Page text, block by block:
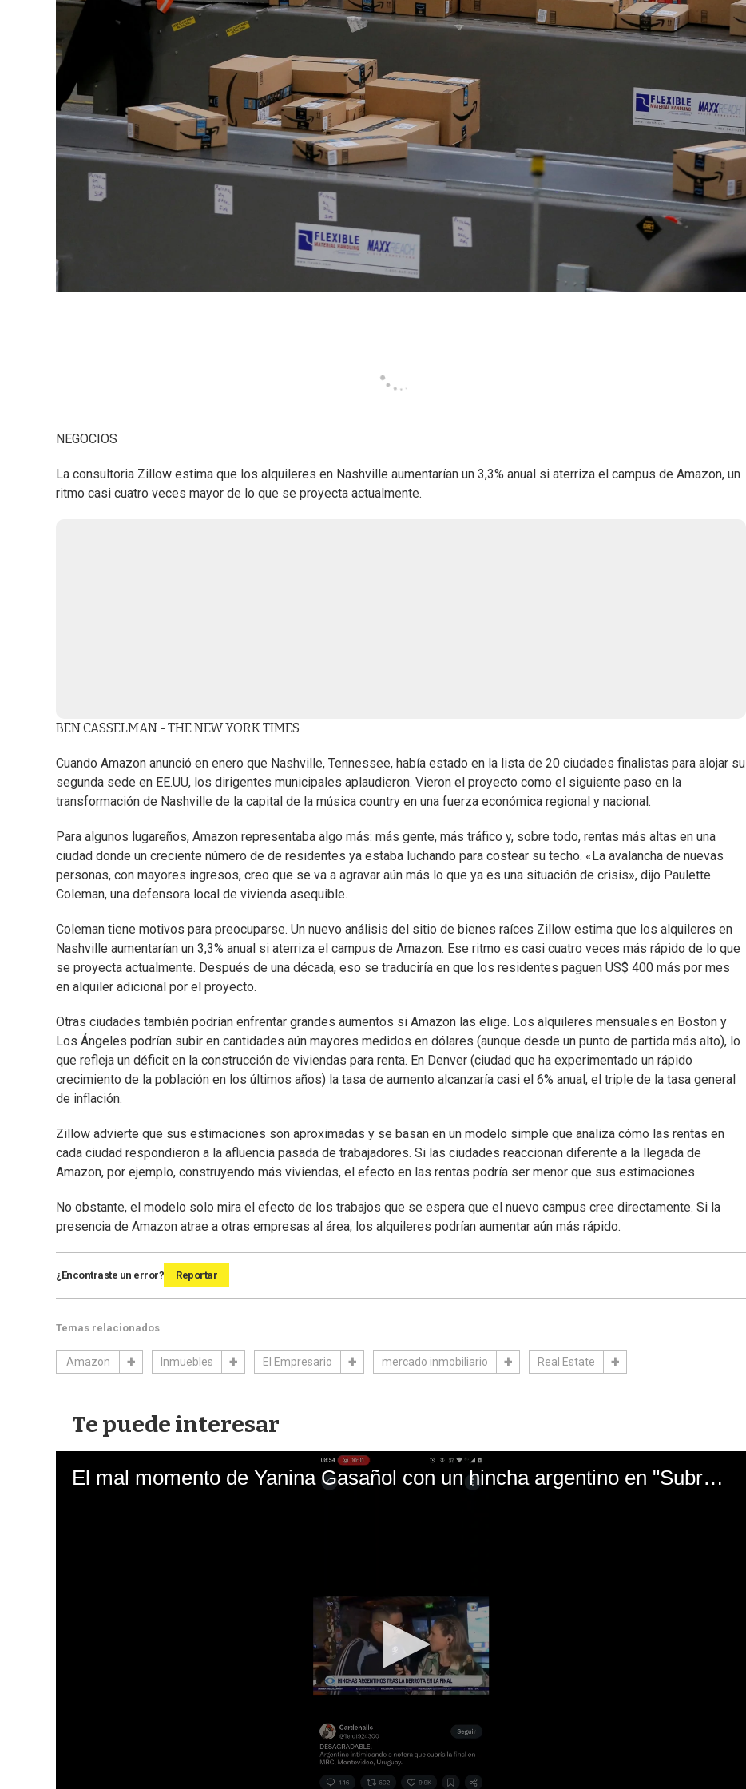
NEGOCIOS
La consultoria Zillow estima que los alquileres en Nashville aumentarían un 3,3% anual si aterriza el campus de Amazon, un
ritmo casi cuatro veces mayor de lo que se proyecta actualmente.
BEN CASSELMAN - THE NEW YORK TIMES
Cuando Amazon anunció en enero que Nashville, Tennessee, había estado en la lista de 20 ciudades finalistas para alojar su
segunda sede en EE.UU, los dirigentes municipales aplaudieron. Vieron el proyecto como el siguiente paso en la
transformación de Nashville de la capital de la música country en una fuerza económica regional y nacional.
Para algunos lugareños, Amazon representaba algo más: más gente, más tráfico y, sobre todo, rentas más altas en una
ciudad donde un creciente número de de residentes ya estaba luchando para costear su techo. «La avalancha de nuevas
personas, con mayores ingresos, creo que se va a agravar aún más lo que ya es una situación de crisis», dijo Paulette
Coleman, una defensora local de vivienda asequible.
Coleman tiene motivos para preocuparse. Un nuevo análisis del sitio de bienes raíces Zillow estima que los alquileres en
Nashville aumentarían un 3,3% anual si aterriza el campus de Amazon. Ese ritmo es casi cuatro veces más rápido de lo que
se proyecta actualmente. Después de una década, eso se traduciría en que los residentes paguen US$ 400 más por mes
en alquiler adicional por el proyecto.
Otras ciudades también podrían enfrentar grandes aumentos si Amazon las elige. Los alquileres mensuales en Boston y
Los Ángeles podrían subir en cantidades aún mayores medidos en dólares (aunque desde un punto de partida más alto), lo
que refleja un déficit en la construcción de viviendas para renta. En Denver (ciudad que ha experimentado un rápido
crecimiento de la población en los últimos años) la tasa de aumento alcanzaría casi el 6% anual, el triple de la tasa general
de inflación.
Zillow advierte que sus estimaciones son aproximadas y se basan en un modelo simple que analiza cómo las rentas en
cada ciudad respondieron a la afluencia pasada de trabajadores. Si las ciudades reaccionan diferente a la llegada de
Amazon, por ejemplo, construyendo más viviendas, el efecto en las rentas podría ser menor que sus estimaciones.
No obstante, el modelo solo mira el efecto de los trabajos que se espera que el nuevo campus cree directamente. Si la
presencia de Amazon atrae a otras empresas al área, los alquileres podrían aumentar aún más rápido.
¿Encontraste un error? Reportar
Temas relacionados
Amazon Inmuebles El Empresario mercado inmobiliario Real Estate
Te puede interesar
El mal momento de Yanina Gasañol con un hincha argentino en "Subrayado"